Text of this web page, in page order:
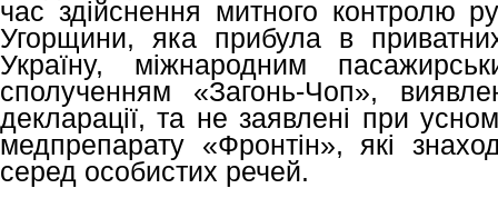
час здійснення митного контролю
Угорщини, яка прибула в
Україну, міжнародним
сполученням «Загонь-Чоп»,
декларації, та не заявлені при
медпрепарату «Фронтін», які
серед особистих речей.